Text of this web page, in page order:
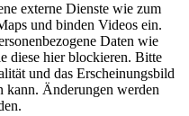
externe Dienste wie zum
und binden Videos ein.
Daten wie
diese hier blockieren. Bitte
und das Erscheinungsbild
kann. Änderungen werden